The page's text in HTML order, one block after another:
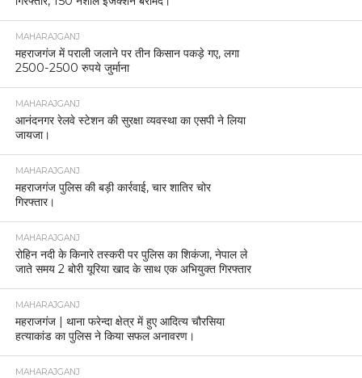
MAHARAJGANJ
महराजगंज में पराली जलाने पर तीन किसान पकड़े गए, लगा
2500-2500 रुपये जुर्माना
MAHARAJGANJ
आनंदनगर रेलवे स्टेशन की सुरक्षा व्यवस्था का एसपी ने लिया
जायजा।
MAHARAJGANJ
महराजगंज पुलिस की बड़ी कार्रवाई, चार शातिर चोर
गिरफ्तार।
MAHARAJGANJ
रोहिन नदी के किनारे तस्करी पर पुलिस का शिकंजा, नेपाल ले
जाते समय 2 बोरी यूरिया खाद के साथ एक अभियुक्त गिरफ्तार
MAHARAJGANJ
महराजगंज | थाना फरेन्दा क्षेत्र में हुए आदित्य चौरसिया
हत्याकांड का पुलिस ने किया सफल अनावरण।
MAHARAJGANJ